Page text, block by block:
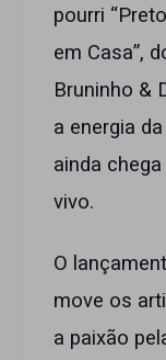
pourri
em Casa”,
Bruninho &
a energia
ainda
vivo.
O
move os
a paixão